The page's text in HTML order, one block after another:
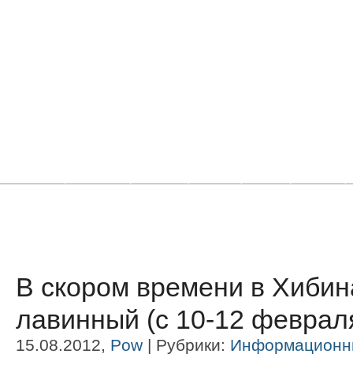
В скором времени в
лавинный (с 10-12
15.08.2012, Pow | Рубрики: